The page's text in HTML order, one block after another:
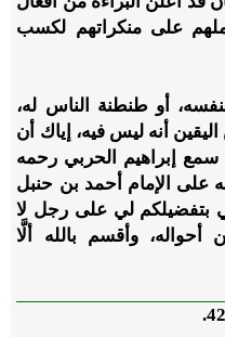
على منكراتهم لكسب
أو طنطنة الناس له،
أنه ليس فيه، إياك أن
سمع إبراهيم الحربي رحمه
على الإمام أحمد بن حنبل
بتفضيلكم لي على رجل لا
وأقسم بالله ألَّا